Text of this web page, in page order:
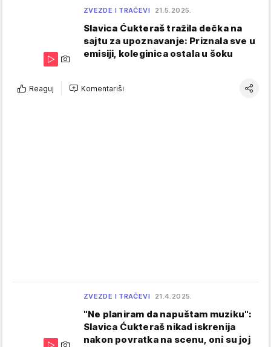
ZVEZDE I TRAČEVI 21.5.2025.
Slavica Ćukteraš tražila dečka na
sajtu za upoznavanje: Priznala sve u
emisiji, koleginica ostala u šoku
Reaguj Komentariši
ZVEZDE I TRAČEVI 21.4.2025.
"Ne planiram da napuštam muziku":
Slavica Ćukteraš nikad iskrenija
nakon povratka na scenu, oni su joj